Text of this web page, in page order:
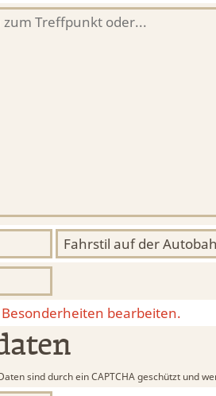
Besonderheiten bearbeiten.
sind durch ein CAPTCHA geschützt und